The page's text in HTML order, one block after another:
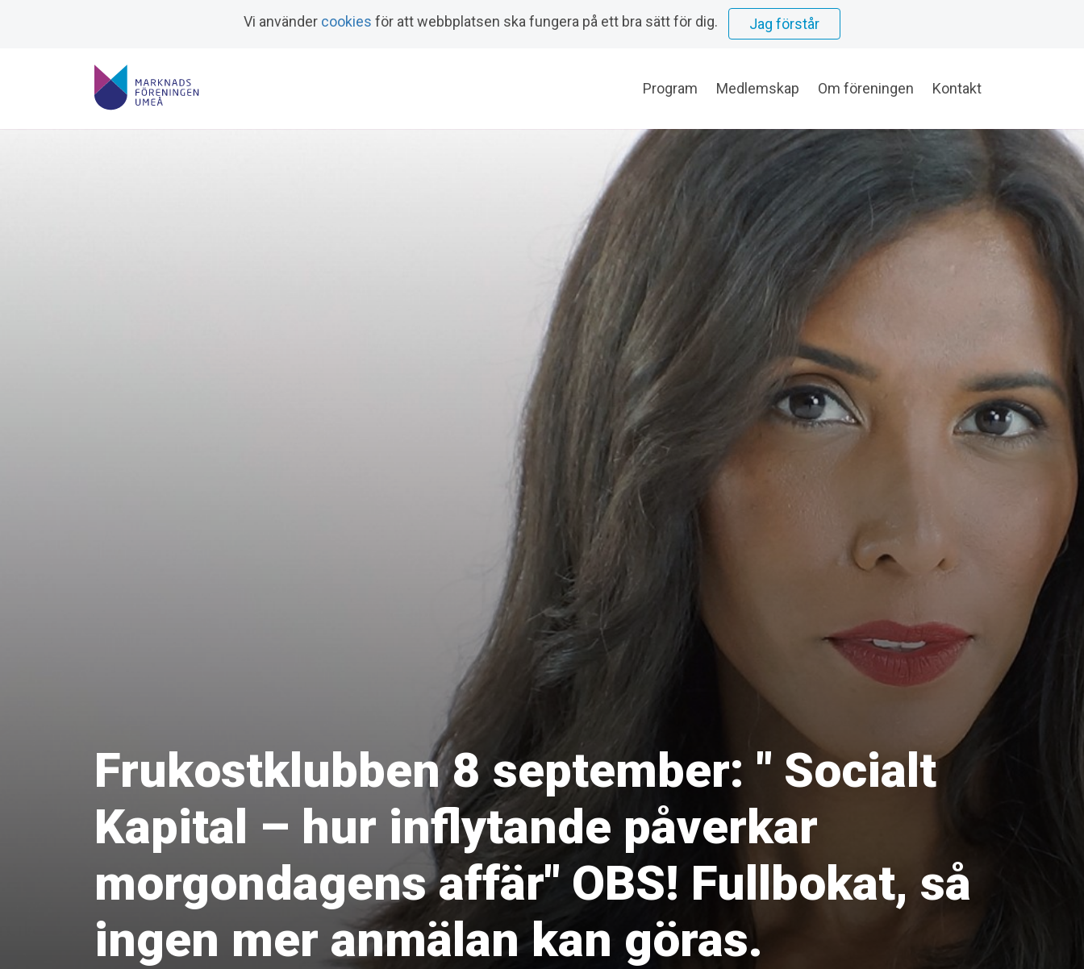
Vi använder cookies för att webbplatsen ska fungera på ett bra sätt för dig. Jag förstår
Program Medlemskap Om föreningen Kontakt
Frukostklubben 8 september: " Socialt
Kapital – hur inflytande påverkar
morgondagens affär" OBS! Fullbokat, så
ingen mer anmälan kan göras.